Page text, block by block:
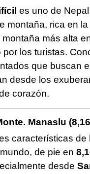
es uno de
montaña, rica en
más alta
los turistas.
que buscan
desde los
corazón.
Manaslu
características
de pie en
desde